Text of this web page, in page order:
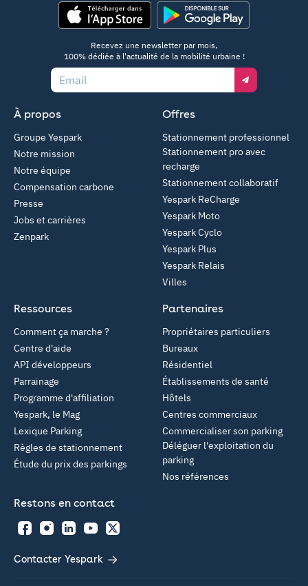
Recevez une newsletter par mois,
100% dédiée à l'actualité de la mobilité urbaine !
À propos
Groupe Yespark
Notre mission
Notre équipe
Compensation carbone
Presse
Jobs et carrières
Zenpark
Offres
Stationnement professionnel
Stationnement pro avec
recharge
Stationnement collaboratif
Yespark ReCharge
Yespark Moto
Yespark Cyclo
Yespark Plus
Yespark Relais
Villes
Partenaires
Propriétaires particuliers
Bureaux
Résidentiel
Établissements de santé
Hôtels
Centres commerciaux
Commercialiser son parking
Déléguer l'exploitation du
parking
Nos références
Ressources
Comment ça marche ?
Centre d'aide
API développeurs
Parrainage
Programme d'affiliation
Yespark, le Mag
Lexique Parking
Règles de stationnement
Étude du prix des parkings
Restons en contact
FacebookInstagramLinkedInYouTubeTwitter
Contacter Yespark